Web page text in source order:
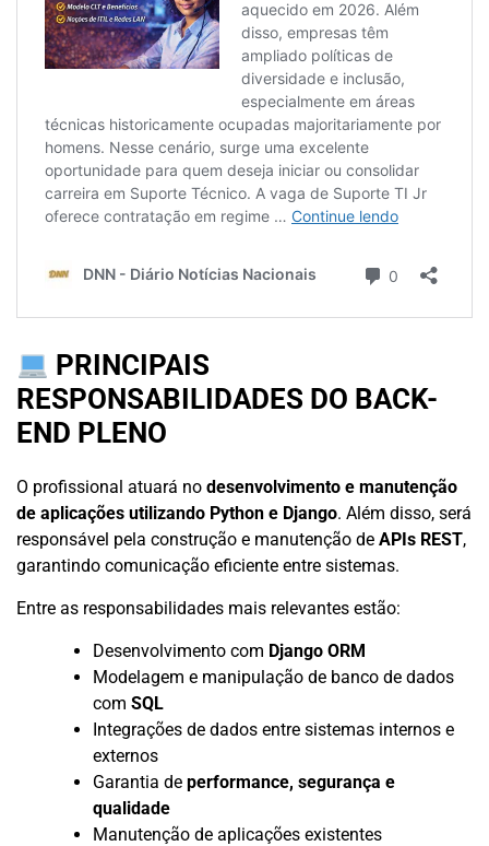
PRINCIPAIS
RESPONSABILIDADES DO BACK-
END PLENO
O profissional atuará no desenvolvimento e manutenção
de aplicações utilizando Python e Django. Além disso, será
responsável pela construção e manutenção de APIs REST,
garantindo comunicação eficiente entre sistemas.
Entre as responsabilidades mais relevantes estão:
Desenvolvimento com Django ORM
Modelagem e manipulação de banco de dados
com SQL
Integrações de dados entre sistemas internos e
externos
Garantia de performance, segurança e
qualidade
Manutenção de aplicações existentes